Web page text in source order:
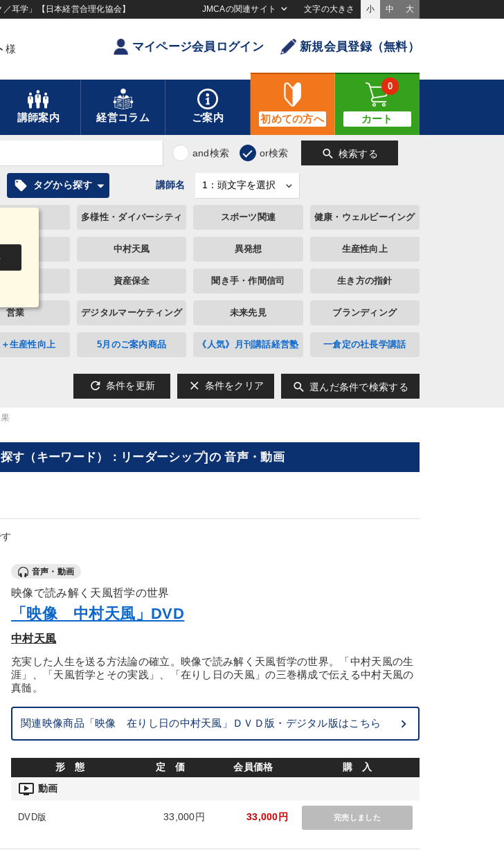
耳学」【日本経営合理化協会】 JMCAの関連サイト 文字の大きさ 小 中 大
様 マイページ会員ログイン 新規会員登録（無料）
講師案内 経営コラム ご案内 初めての方へ カート
0
and検索 or検索 search 検索する
local_offer タグから探す 講師名
多様性・ダイバーシティ スポーツ関連 健康・ウェルビーイング
中小企業 中村天風 異発想 生産性向上
資産保全 聞き手・作間信司 生き方の指針
営業 デジタルマーケティング 未来先見 ブランディング
生産性向上 5月のご案内商品 《人気》月刊講話経営塾 一倉定の社長学講話
refresh 条件を更新 clear 条件をクリア search 選んだ条件で検索する
す（キーワード）：リーダーシップ]の 音声・動画
音声・動画
映像で読み解く天風哲学の世界
「映像 中村天風」DVD
中村天風
充実した人生を送る方法論の確立。映像で読み解く天風哲学の世界。「中村天風の生
涯」、「天風哲学とその実践」、「在りし日の天風」の三巻構成で伝える中村天風の
真髄。
関連映像商品「映像 在りし日の中村天風」ＤＶＤ版・デジタル版はこちら
形 態 定 価 会員価格 購 入
ondemand_video 動画
DVD版 33,000円 33,000円 完売しました